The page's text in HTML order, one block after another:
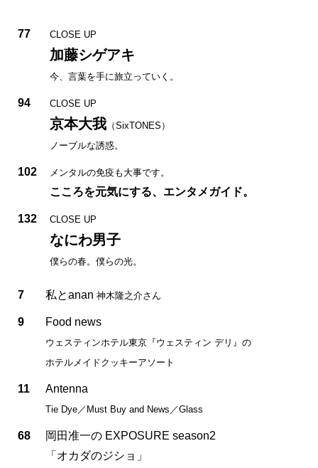
77 CLOSE UP
加藤シゲアキ
今、言葉を手に旅立っていく。
94 CLOSE UP
京本大我 （SixTONES）
ノーブルな誘惑。
102 メンタルの免疫も大事です。
こころを元気にする、エンタメガイド。
132 CLOSE UP
なにわ男子
僕らの春。僕らの光。
7 私とanan 神木隆之介さん
9 Food news
ウェスティンホテル東京『ウェスティン デリ』の
ホテルメイドクッキーアソート
11 Antenna
Tie Dye／Must Buy and News／Glass
68
岡田准一の EXPOSURE season2
「オカダのジショ」